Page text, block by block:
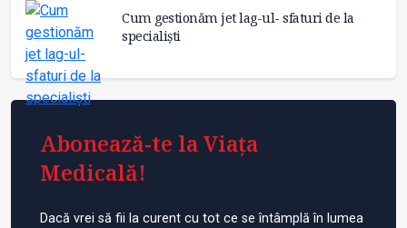
Cum gestionăm jet lag-ul- sfaturi de la
specialiști
Abonează-te la Viața
Medicală!
Dacă vrei să fii la curent cu tot ce se întâmplă în lumea